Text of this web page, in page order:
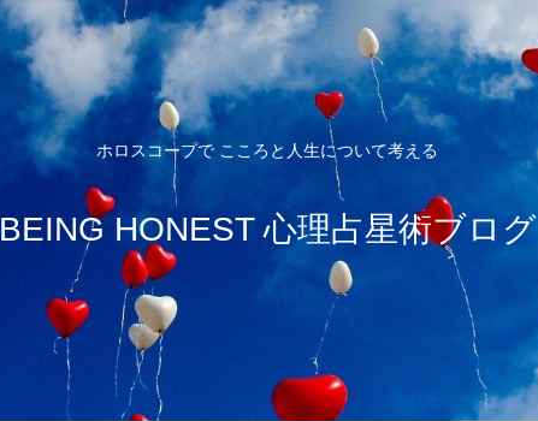
ホロスコープで こころと人生について考える
BEING HONEST 心理占星術ブログ